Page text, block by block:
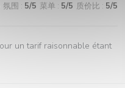
氛围 : 5/5 菜单 : 5/5 质价比 : 5/5
un tarif raisonnable étant